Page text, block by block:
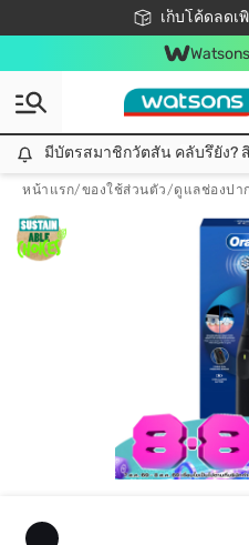
เก็บโค้ดลดเ
ชอปออนไลน์ครั้งแ
📦ส่งฟรี!
สมาชิกวัต
มีบัตรสมาชิกวัตสัน คลับรึยัง?
หน้าแรก/ของใช้ส่วนตัว/ดูแลช่องปา